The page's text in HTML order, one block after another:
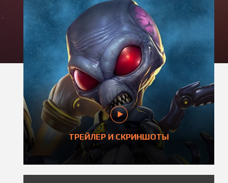
ТРЕЙЛЕР И СКРИНШОТЫ